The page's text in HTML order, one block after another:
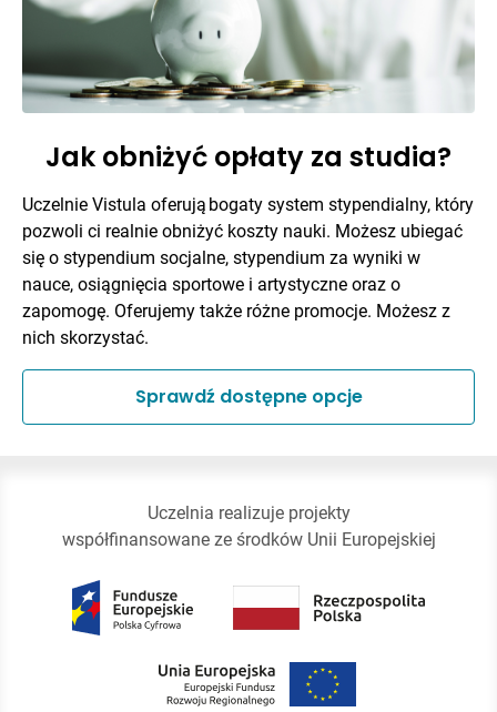
Jak obniżyć opłaty za studia?
Uczelnie Vistula oferują bogaty system stypendialny, który
pozwoli ci realnie obniżyć koszty nauki. Możesz ubiegać
się o stypendium socjalne, stypendium za wyniki w
nauce, osiągnięcia sportowe i artystyczne oraz o
zapomogę. Oferujemy także różne promocje. Możesz z
nich skorzystać.
Sprawdź dostępne opcje
Uczelnia realizuje projekty
współfinansowane ze środków Unii Europejskiej